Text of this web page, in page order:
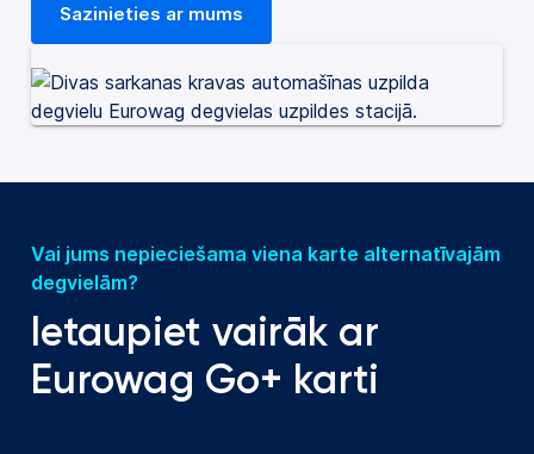
Sazinieties ar mums
Vai jums nepieciešama viena karte alternatīvajām
degvielām?
Ietaupiet vairāk ar
Eurowag Go+ karti